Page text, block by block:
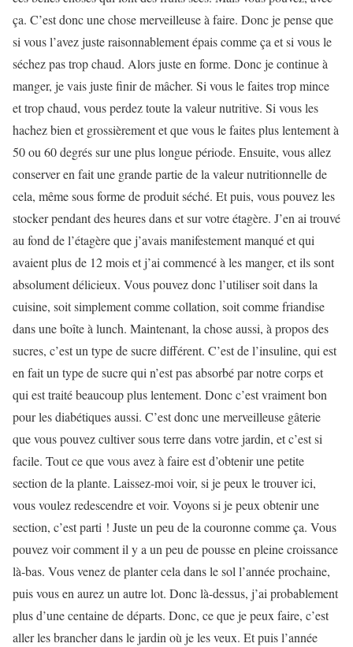
ça. C’est donc une chose merveilleuse à faire. Donc je pense que
si vous l’avez juste raisonnablement épais comme ça et si vous le
séchez pas trop chaud. Alors juste en forme. Donc je continue à
manger, je vais juste finir de mâcher. Si vous le faites trop mince
et trop chaud, vous perdez toute la valeur nutritive. Si vous les
hachez bien et grossièrement et que vous le faites plus lentement à
50 ou 60 degrés sur une plus longue période. Ensuite, vous allez
conserver en fait une grande partie de la valeur nutritionnelle de
cela, même sous forme de produit séché. Et puis, vous pouvez les
stocker pendant des heures dans et sur votre étagère. J’en ai trouvé
au fond de l’étagère que j’avais manifestement manqué et qui
avaient plus de 12 mois et j’ai commencé à les manger, et ils sont
absolument délicieux. Vous pouvez donc l’utiliser soit dans la
cuisine, soit simplement comme collation, soit comme friandise
dans une boîte à lunch. Maintenant, la chose aussi, à propos des
sucres, c’est un type de sucre différent. C’est de l’insuline, qui est
en fait un type de sucre qui n’est pas absorbé par notre corps et
qui est traité beaucoup plus lentement. Donc c’est vraiment bon
pour les diabétiques aussi. C’est donc une merveilleuse gâterie
que vous pouvez cultiver sous terre dans votre jardin, et c’est si
facile. Tout ce que vous avez à faire est d’obtenir une petite
section de la plante. Laissez-moi voir, si je peux le trouver ici,
vous voulez redescendre et voir. Voyons si je peux obtenir une
section, c’est parti ! Juste un peu de la couronne comme ça. Vous
pouvez voir comment il y a un peu de pousse en pleine croissance
là-bas. Vous venez de planter cela dans le sol l’année prochaine,
puis vous en aurez un autre lot. Donc là-dessus, j’ai probablement
plus d’une centaine de départs. Donc, ce que je peux faire, c’est
aller les brancher dans le jardin où je les veux. Et puis l’année